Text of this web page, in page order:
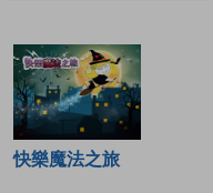
快樂魔法之旅